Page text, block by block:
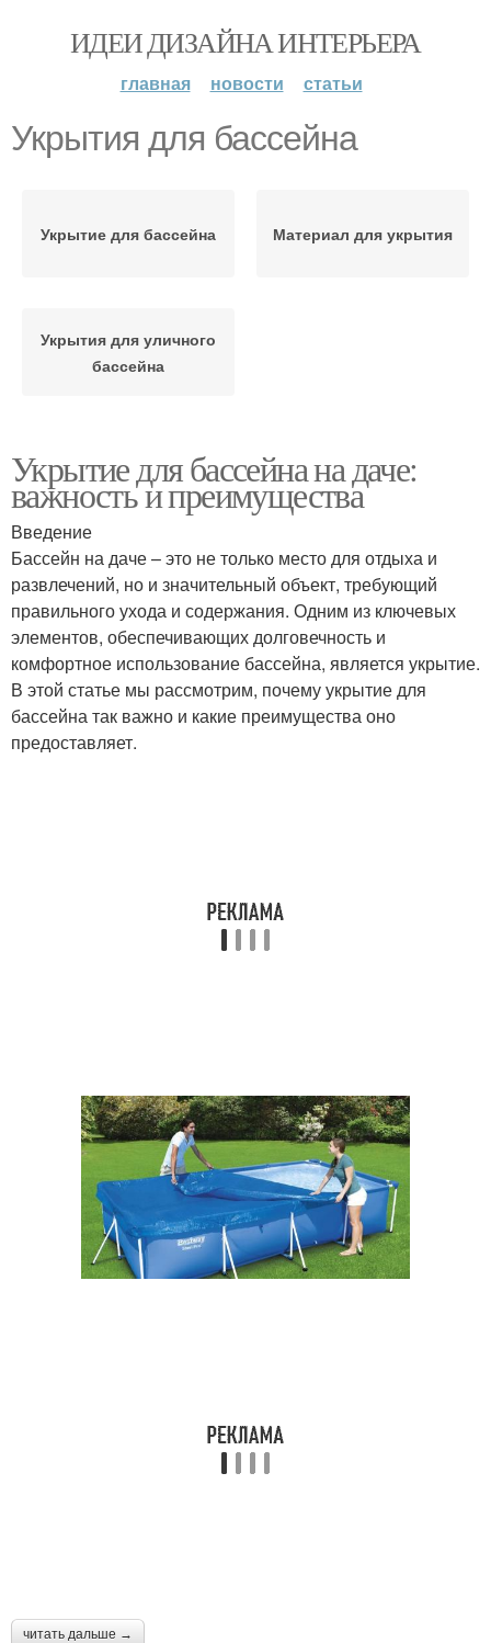
ИДЕИ ДИЗАЙНА ИНТЕРЬЕРА
главная новости статьи
Укрытия для бассейна
Укрытие для бассейна Материал для укрытия
Укрытия для уличного
бассейна
Укрытие для бассейна на даче:
важность и преимущества
Введение
Бассейн на даче – это не только место для отдыха и
развлечений, но и значительный объект, требующий
правильного ухода и содержания. Одним из ключевых
элементов, обеспечивающих долговечность и
комфортное использование бассейна, является укрытие.
В этой статье мы рассмотрим, почему укрытие для
бассейна так важно и какие преимущества оно
предоставляет.
читать дальше →